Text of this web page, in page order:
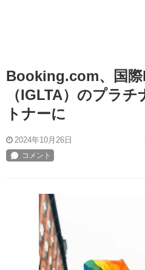
Booking.com、国
（IGLTA）のプラ
トナーに
2024年10月26日